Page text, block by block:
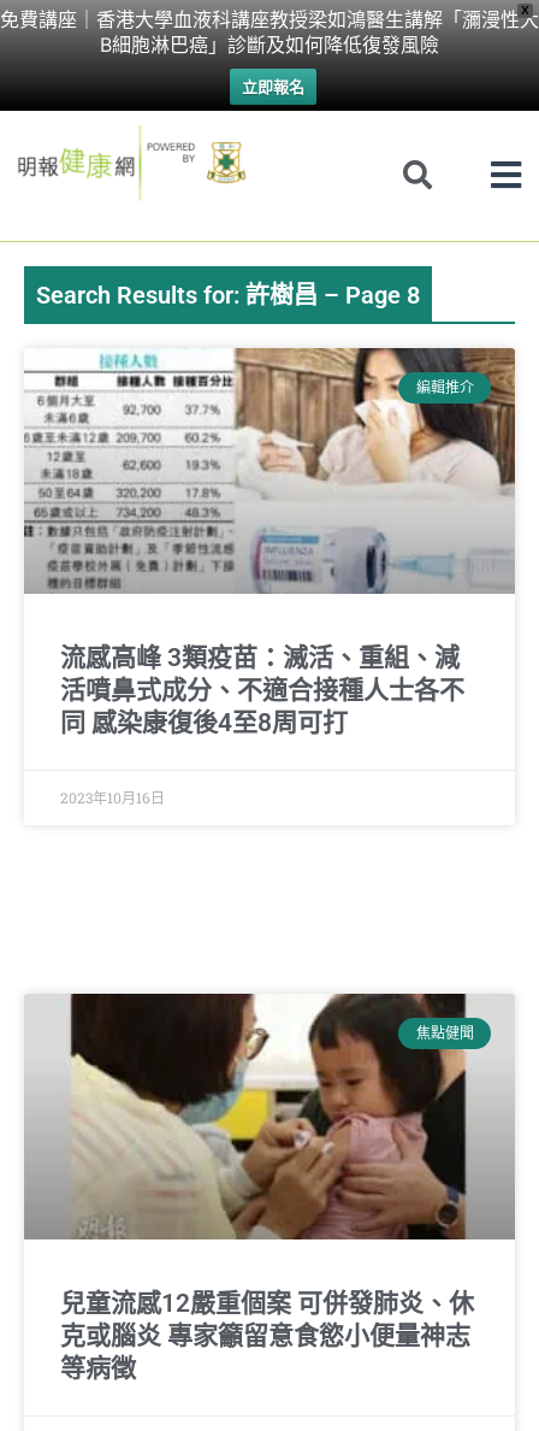
X
免費講座｜香港大學血液科講座教授梁如鴻醫生講解「瀰漫性大
B細胞淋巴癌」診斷及如何降低復發風險
立即報名
Skip
Search Results for: 許樹昌 – Page 8
編輯推介
流感高峰 3類疫苗：滅活、重組、減
活噴鼻式成分、不適合接種人士各不
同 感染康復後4至8周可打
2023年10月16日
焦點健聞
兒童流感12嚴重個案 可併發肺炎、休
克或腦炎 專家籲留意食慾小便量神志
等病徵
Page PagePagePagePagePage Page